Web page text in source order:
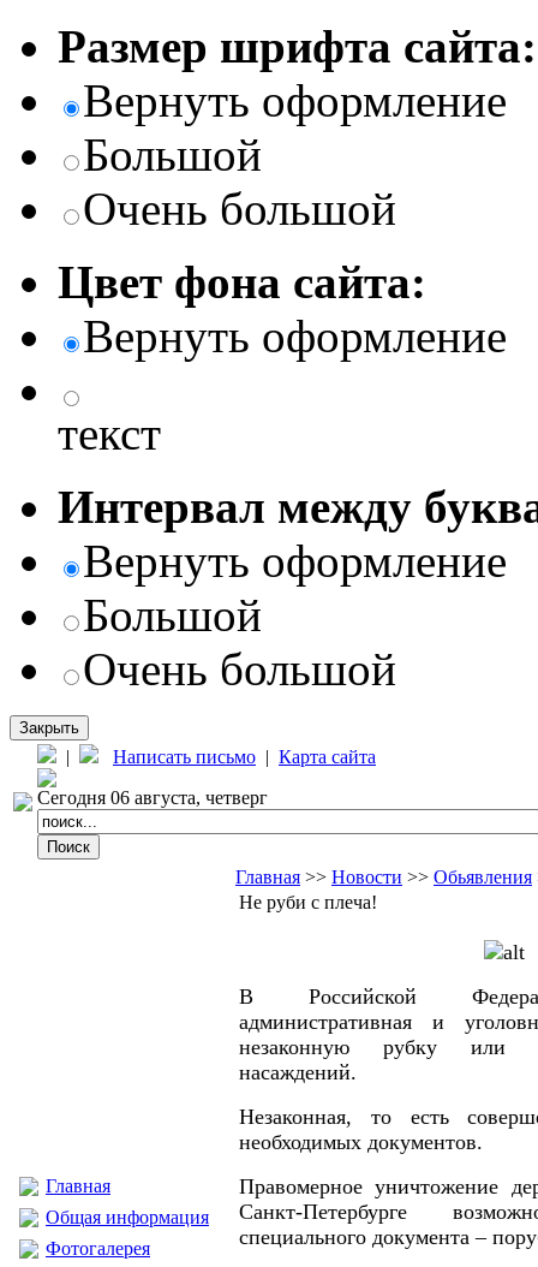
Размер шрифта сайта:
Вернуть оформление
Большой
Очень большой
Цвет фона сайта:
Вернуть оформление
текст
Интервал между
Вернуть оформление
Большой
Очень большой
Закрыть
| Написать письмо | Карта сайта
Сегодня 06 августа, четверг
Главная
Общая информация
Фотогалерея
Главная >> Новости >> Обьявления
Не руби с плеча!
В Российской
административная и
незаконную рубку или
насаждений.
Незаконная, то есть
необходимых документов.
Правомерное уничтожение
Санкт-Петербурге
специального документа –